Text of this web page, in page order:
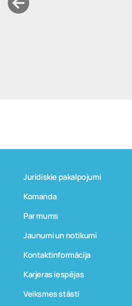
Juridiskie pakalpojumi
Komanda
Par mums
Jaunumi un notikumi
Kontaktinformācija
Karjeras iespējas
Veiksmes stāsti